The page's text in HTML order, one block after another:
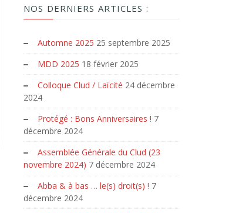
NOS DERNIERS ARTICLES :
Automne 2025 25 septembre 2025
MDD 2025 18 février 2025
Colloque Clud / Laïcité 24 décembre
2024
Protégé : Bons Anniversaires ! 7
décembre 2024
Assemblée Générale du Clud (23
novembre 2024) 7 décembre 2024
Abba & à bas … le(s) droit(s) ! 7
décembre 2024